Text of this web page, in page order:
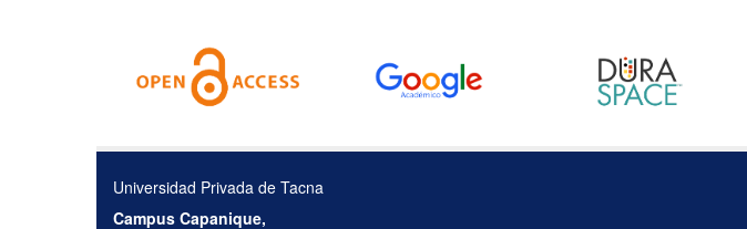
Universidad Privada de Tacna
Campus Capanique,